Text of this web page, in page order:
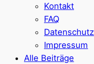
Kontakt
FAQ
Datenschutz
Impressum
Alle Beiträge